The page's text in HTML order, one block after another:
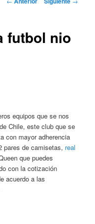
futbol nio
equipos que se nos
Chile, este club que se
con mayor adherencia
pares de camisetas, real
que puedes
con la cotización
acuerdo a las